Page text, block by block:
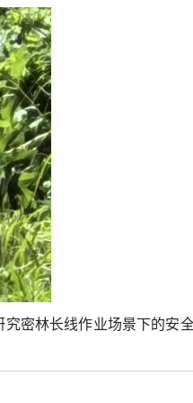
密林长线作业场景下的安